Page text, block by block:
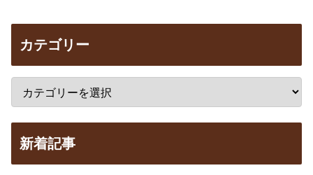
カテゴリー
新着記事